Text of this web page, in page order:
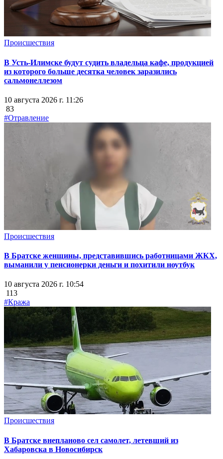
Происшествия
В Усть-Илимске будут судить владельца кафе, продукцией
из которого больше десятка человек заразились
сальмонеллезом
10 августа 2026 г. 11:26
83
#Отравление
Происшествия
В Братске женщины, представившись работницами ЖКХ,
выманили у пенсионерки деньги и похитили ноутбук
10 августа 2026 г. 10:54
113
#Кража
Происшествия
В Братске внепланово сел самолет, летевший из
Хабаровска в Новосибирск